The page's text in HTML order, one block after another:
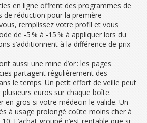
en ligne offrent des programmes de
de réduction pour la première
remplissez votre profil et vous
de -5 % à -15 % à appliquer lors du
s’additionnent à la différence de prix
aussi une mine d’or : les pages
partagent régulièrement des
le temps. Un petit effort de veille peut
euros sur chaque boîte.
en gros si votre médecin le valide. Un
à usage prolongé coûte moins cher à